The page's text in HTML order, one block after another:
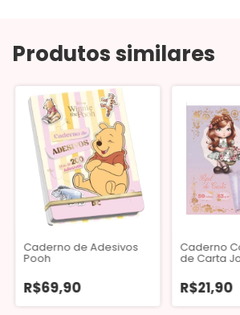
Produtos similares
Caderno de Adesivos
Pooh
R$69,90
Caderno
de Carta
R$21,90